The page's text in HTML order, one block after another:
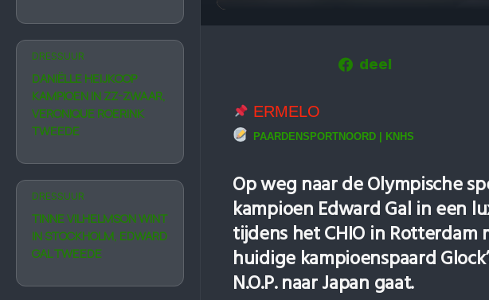
DRESSUUR
DANIËLLE HEIJKOOP
KAMPIOEN IN ZZ-ZWAAR,
VERONIQUE ROERINK
TWEEDE
DRESSUUR
TINNE VILHELMSON WINT
IN STOCKHOLM, EDWARD
GAL TWEEDE
deel
ERMELO
PAARDENSPORTNOORD | KNHS
Op weg naar de Olympische
kampioen Edward Gal in een
tijdens het CHIO in
huidige kampioenspaard
N.O.P. naar Japan gaat.